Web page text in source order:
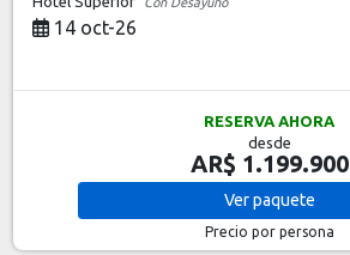
14 oct-26
RESERVA AHORA
desde
AR$ 1.199.900
Verpaquete
Precio por persona